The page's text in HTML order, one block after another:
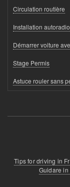
Circulation routière
Installation autoradio
Démarrer voiture
Stage Permis
Astuce rouler sans
Tips for driving in
Guidare in